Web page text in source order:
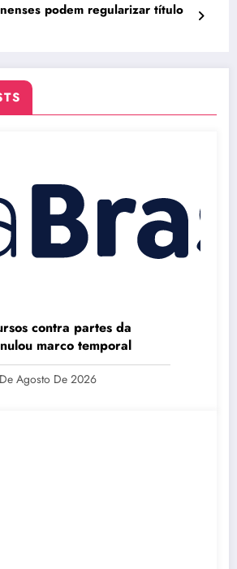
podem regularizar título
contra partes da
marco temporal
Agosto De 2026